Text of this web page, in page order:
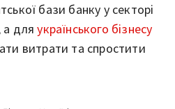
бази банку у секторі
а дляукраїнського бізнесу
витрати та спростити